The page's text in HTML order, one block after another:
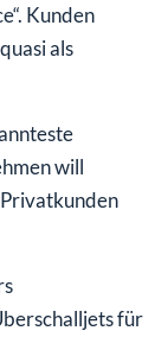
Kunden
als
will
für